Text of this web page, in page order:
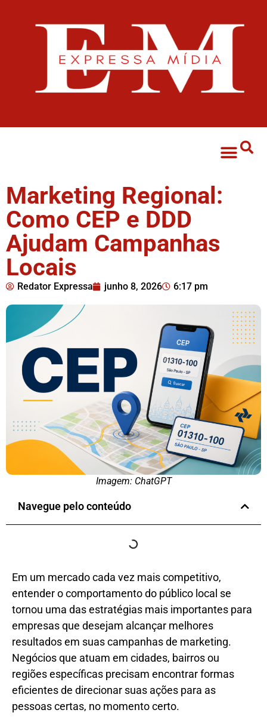
Marketing Regional:
Como CEP e DDD
Ajudam Campanhas
Locais
Redator Expressa junho 8, 2026 6:17 pm
Imagem: ChatGPT
Navegue pelo conteúdo
Em um mercado cada vez mais competitivo,
entender o comportamento do público local se
tornou uma das estratégias mais importantes para
empresas que desejam alcançar melhores
resultados em suas campanhas de marketing.
Negócios que atuam em cidades, bairros ou
regiões específicas precisam encontrar formas
eficientes de direcionar suas ações para as
pessoas certas, no momento certo.